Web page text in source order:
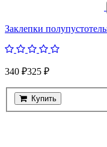
Заклепки
340 ₽325 ₽
Купить